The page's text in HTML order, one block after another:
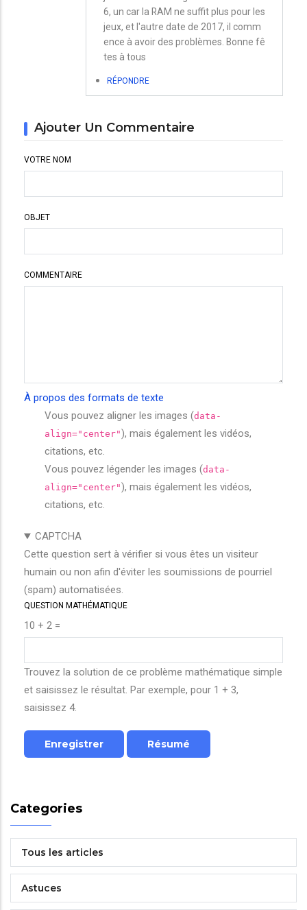
6, un car la RAM ne suffit plus pour les
jeux, et l'autre date de 2017, il comm
ence à avoir des problèmes. Bonne fê
tes à tous
RÉPONDRE
Ajouter Un Commentaire
VOTRE NOM
OBJET
COMMENTAIRE
À propos des formats de texte
Vous pouvez aligner les images (data-
align="center"), mais également les vidéos,
citations, etc.
Vous pouvez légender les images (data-
align="center"), mais également les vidéos,
citations, etc.
CAPTCHA
Cette question sert à vérifier si vous êtes un visiteur
humain ou non afin d'éviter les soumissions de pourriel
(spam) automatisées.
QUESTION MATHÉMATIQUE
10 + 2 =
Trouvez la solution de ce problème mathématique simple
et saisissez le résultat. Par exemple, pour 1 + 3,
saisissez 4.
Categories
Tous les articles
Astuces